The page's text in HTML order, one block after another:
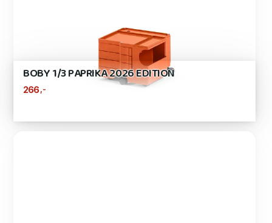
BOBY 1/3 PAPRIKA 2026 EDITION
266 ,-